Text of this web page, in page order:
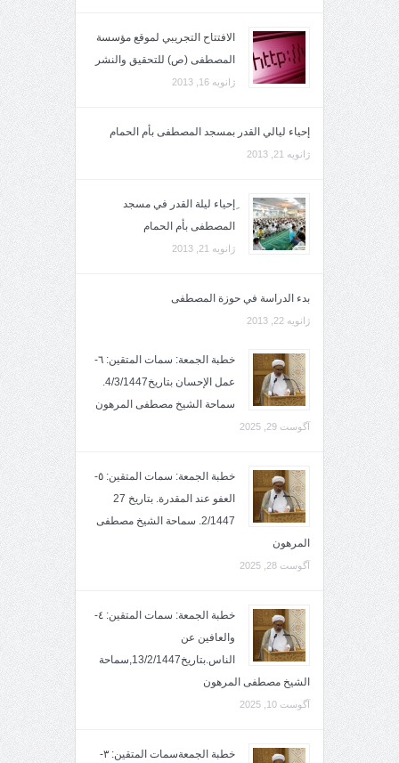
الافتتاح التجريبي لموقع مؤسسة
المصطفى (ص) للتحقيق والنشر
ژانویه 16, 2013
إحياء ليالي القدر بمسجد المصطفى بأم الحمام
ژانویه 21, 2013
ِإحياء ليلة القدر في مسجد
المصطفى بأم الحمام
ژانویه 21, 2013
بدء الدراسة في حوزة المصطفى
ژانویه 22, 2013
خطبة الجمعة: سمات المتقين: ٦-
عمل الإحسان بتاريخ4/3/1447.
سماحة الشيخ مصطفى المرهون
آگوست 29, 2025
خطبة الجمعة: سمات المتقين: ٥-
العفو عند المقدرة. بتاريخ 27
2/1447. سماحة الشيخ مصطفى
المرهون
آگوست 28, 2025
خطبة الجمعة: سمات المتقين: ٤-
والعافين عن
الناس.بتاريخ13/2/1447,سماحة
الشيخ مصطفى المرهون
آگوست 10, 2025
خطبة الجمعةسمات المتقين: ٣-